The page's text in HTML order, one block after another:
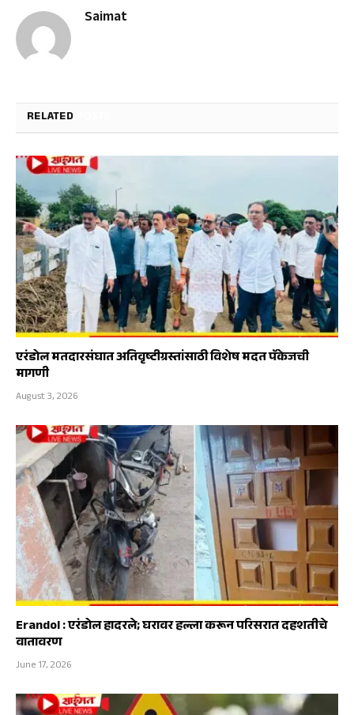
Saimat
RELATED
एरंडोल मतदारसंघात अतिवृष्टीग्रस्तांसाठी विशेष मदत पॅकेजची
मागणी
August 3, 2026
Erandol : एरंडोल हादरले; घरावर हल्ला करून परिसरात दहशतीचे
वातावरण
June 17, 2026